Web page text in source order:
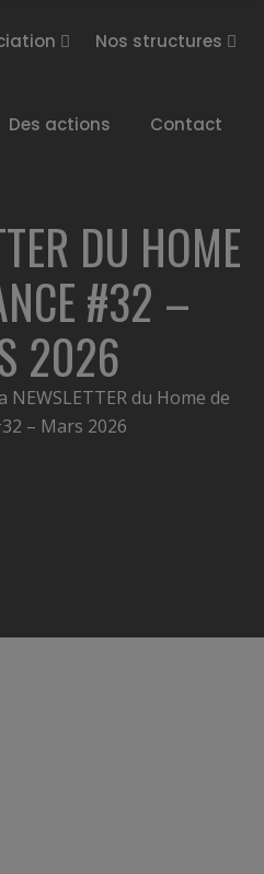
Nos structures
Des actions Contact
DU HOME
#32 –
2026
NEWSLETTER du Home de
– Mars 2026